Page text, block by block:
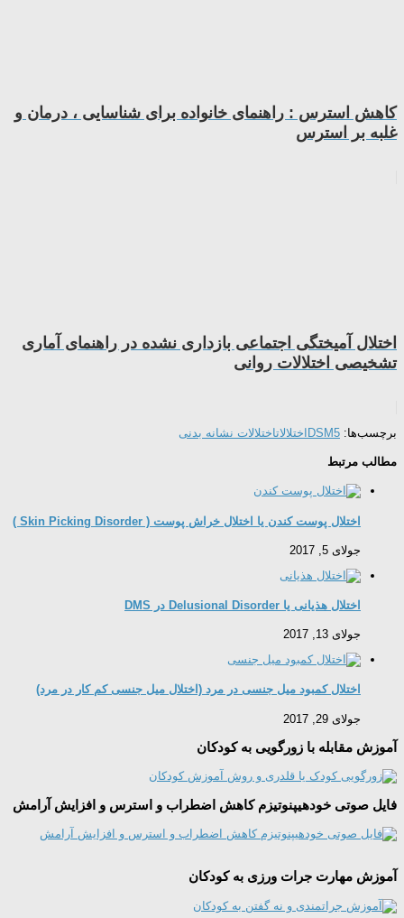
کاهش استرس : راهنمای خانواده برای شناسایی ، درمان و
غلبه بر استرس
اختلال آمیختگی اجتماعی بازداری نشده در راهنمای آماری
تشخیصی اختلالات روانی
برچسب‌ها: DSM5 اختلالاتاختلالات نشانه بدنی
مطالب مرتبط
اختلال پوست کندن یا اختلال خراش پوست ( Skin Picking Disorder )
جولای 5, 2017
اختلال هذیانی یا Delusional Disorder در DMS
جولای 13, 2017
اختلال کمبود میل جنسی در مرد (اختلال میل جنسی کم کار در مرد)
جولای 29, 2017
آموزش مقابله با زورگویی به کودکان
فایل صوتی خودهیپنوتیزم کاهش اضطراب و استرس و افزایش آرامش
آموزش مهارت جرات ورزی به کودکان